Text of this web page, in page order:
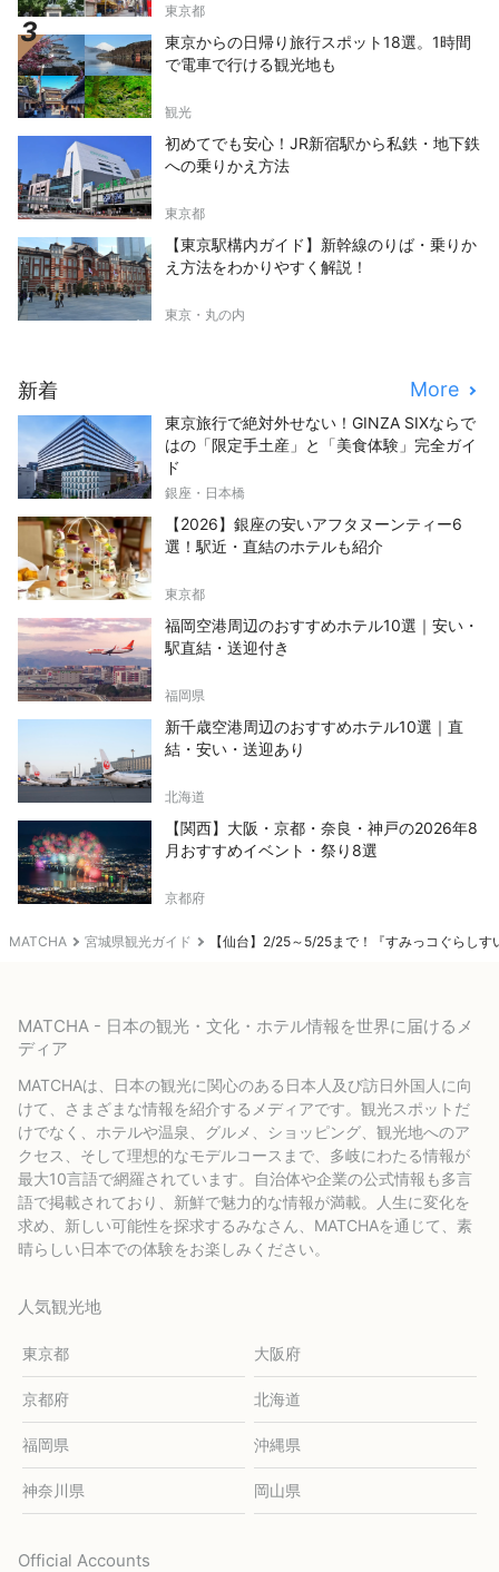
MATCHA 宮城県観光ガイド 【仙台】2/25～5/25まで！『すみっコぐらし
東京都
東京からの日帰り旅行スポット18選。1時間
で電車で行ける観光地も
観光
初めてでも安心！JR新宿駅から私鉄・地下鉄
への乗りかえ方法
東京都
【東京駅構内ガイド】新幹線のりば・乗りか
え方法をわかりやすく解説！
東京・丸の内
新着 More
東京旅行で絶対外せない！GINZA SIXならで
はの「限定手土産」と「美食体験」完全ガイ
ド
銀座・日本橋
【2026】銀座の安いアフタヌーンティー6
選！駅近・直結のホテルも紹介
東京都
福岡空港周辺のおすすめホテル10選｜安い・
駅直結・送迎付き
福岡県
新千歳空港周辺のおすすめホテル10選｜直
結・安い・送迎あり
北海道
【関西】大阪・京都・奈良・神戸の2026年8
月おすすめイベント・祭り8選
京都府
MATCHA - 日本の観光・文化・ホテル情報を世界に届けるメ
ディア
MATCHAは、日本の観光に関心のある日本人及び訪日外国人に向
けて、さまざまな情報を紹介するメディアです。観光スポットだ
けでなく、ホテルや温泉、グルメ、ショッピング、観光地へのア
クセス、そして理想的なモデルコースまで、多岐にわたる情報が
最大10言語で網羅されています。自治体や企業の公式情報も多言
語で掲載されており、新鮮で魅力的な情報が満載。人生に変化を
求め、新しい可能性を探求するみなさん、MATCHAを通じて、素
晴らしい日本での体験をお楽しみください。
人気観光地
東京都 大阪府
京都府 北海道
福岡県 沖縄県
神奈川県 岡山県
Official Accounts